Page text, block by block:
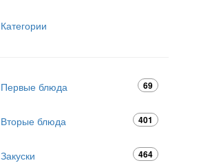
Категории
Первые блюда 69
Вторые блюда 401
Закуски 464